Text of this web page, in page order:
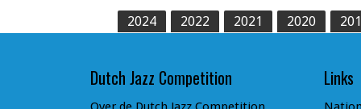
2024 2022 2021 2020
Dutch Jazz Competition Links